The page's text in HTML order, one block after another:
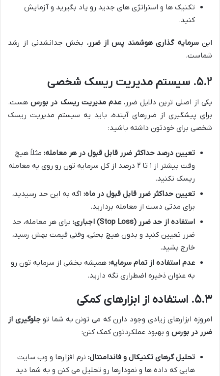
تکنیک ها و استراتژی های جدید رو یاد بگیرید و آزمایش
کنید.
اینسرمایه گذاری هوشمند پس از ضرر، بخش جدانشدنی از رشد
شماست.
۵.۲. سیستم مدیریت ریسک شخصی
یکی از اصلی ترین دلایل ضرر،عدم مدیریت ریسک در بورسهست.
برای پیشگیری از ضررهای آینده، باید یه سیستم مدیریت ریسک
شخصی برای خودتون داشته باشید:
تعیین درصد حداکثر ضرر قابل قبول در هر معامله: مثلاً هیچ
وقت بیشتر از ۱ تا ۲ درصد از کل سرمایه تون رو روی یه معامله
ریسک نکنید.
تعیین حداکثر ضرر قابل قبول در ماه: اگه به این حد رسیدید،
برای مدتی دست از معامله بردارید.
استفاده از حد ضرر (Stop Loss) اجباری:
برای هر معامله، حد
ضرر تعیین کنید و بدون هیچ بحثی، وقتی قیمت بهش رسید،
خارج بشید.
عدم استفاده از تمام سرمایه: همیشه بخشی از سرمایه تون رو
به عنوان ذخیره اضطراری نگه دارید.
۵.۳. استفاده از ابزارهای کمکی
امروزه ابزارهای زیادی وجود دارن که می تونن به شما توجلوگیری از
ضرر در بورس و بهبود عملکردتون کمک کنن:
تحلیل گرهای تکنیکال و فاندامنتال: نرم افزارها و وب سایت
هایی که داده ها و نمودارها رو تحلیل می کنن و به شما دید